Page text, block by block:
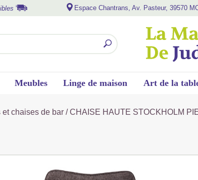
Espace Chantrans, Av. Pasteur, 39570
Meubles Linge de maison Art de la
et chaises de bar / CHAISE HAUTE STOCKHOLM